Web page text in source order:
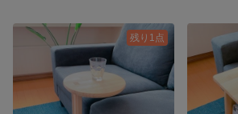
残り1点